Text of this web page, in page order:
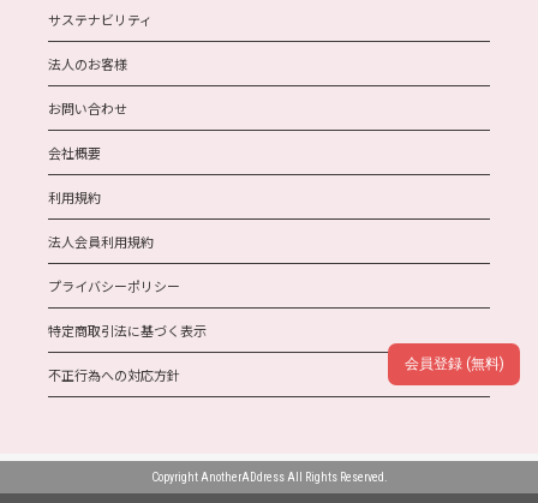
サステナビリティ
法人のお客様
お問い合わせ
会社概要
利用規約
法人会員利用規約
プライバシーポリシー
特定商取引法に基づく表示
不正行為への対応方針
Copyright AnotherADdress All Rights Reserved.
会員登録 (無料)